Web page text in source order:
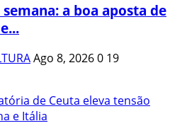
a boa aposta de
Ago 8, 20260 19